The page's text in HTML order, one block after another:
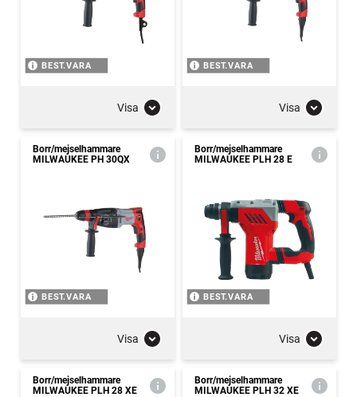
BEST.VARA
Visa
BEST.VARA
Visa
Borr/mejselhammare
MILWAUKEE PH 30QX
BEST.VARA
Visa
Borr/mejselhammare
MILWAUKEE PLH 28 E
BEST.VARA
Visa
Borr/mejselhammare
MILWAUKEE PLH 28 XE
Borr/mejselhammare
MILWAUKEE PLH 32 XE